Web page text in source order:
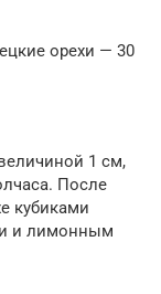
орехи — 30
1 см,
После
кубиками
и лимонным